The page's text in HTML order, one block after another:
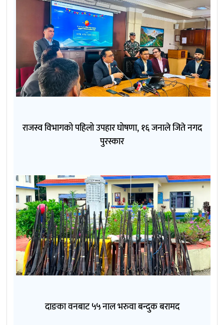
राजस्व विभागको पहिलो उपहार घोषणा, १६ जनाले जिते नगद
पुरस्कार
दाङका वनबाट ५५ नाल भरुवा बन्दुक बरामद